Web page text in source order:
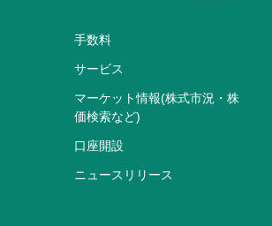
手数料
サービス
マーケット情報(株式市況・株
価検索など)
口座開設
ニュースリリース